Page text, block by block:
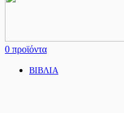
0 προϊόντα
ΒΙΒΛΙΑ